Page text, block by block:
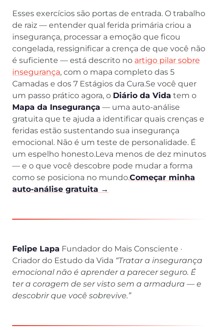
Esses exercícios são portas de entrada. O trabalho
de raiz — entender qual ferida primária criou a
insegurança, processar a emoção que ficou
congelada, ressignificar a crença de que você não
é suficiente — está descrito no artigo pilar sobre
insegurança, com o mapa completo das 5
Camadas e dos 7 Estágios da Cura.Se você quer
um passo prático agora, o Diário da Vida tem o
Mapa da Insegurança — uma auto-análise
gratuita que te ajuda a identificar quais crenças e
feridas estão sustentando sua insegurança
emocional. Não é um teste de personalidade. É
um espelho honesto.Leva menos de dez minutos
— e o que você descobre pode mudar a forma
como se posiciona no mundo.Começar minha
auto-análise gratuita →
Felipe Lapa Fundador do Mais Consciente ·
Criador do Estudo da Vida “Tratar a insegurança
emocional não é aprender a parecer seguro. É
ter a coragem de ser visto sem a armadura — e
descobrir que você sobrevive.”